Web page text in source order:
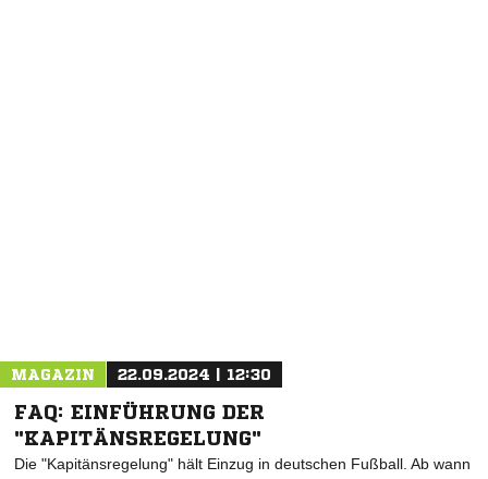
MAGAZIN 22.09.2024 | 12:30
FAQ: EINFÜHRUNG DER
"KAPITÄNSREGELUNG"
Die "Kapitänsregelung" hält Einzug in deutschen Fußball. Ab wann